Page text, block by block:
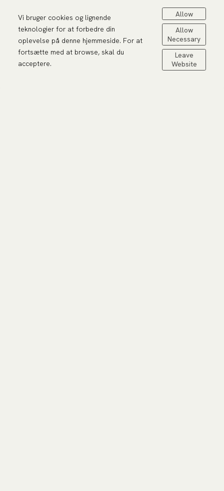
Vi bruger cookies og lignende
teknologier for at forbedre din
oplevelse på denne hjemmeside. For at
fortsætte med at browse, skal du
acceptere.
Allow
Allow
Necessary
Leave
Website